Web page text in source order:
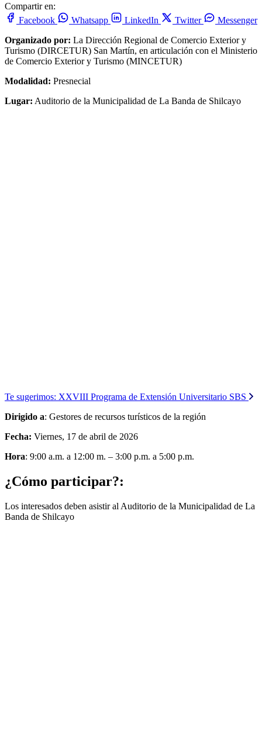
Compartir en:
Facebook
Whatsapp LinkedIn Twitter
Messenger
Organizado por: La Dirección Regional de Comercio Exterior y
Turismo (DIRCETUR) San Martín, en articulación con el Ministerio
de Comercio Exterior y Turismo (MINCETUR)
Modalidad: Presnecial
Lugar: Auditorio de la Municipalidad de La Banda de Shilcayo
Te sugerimos: XXVIII Programa de Extensión Universitario SBS
Dirigido a: Gestores de recursos turísticos de la región
Fecha: Viernes, 17 de abril de 2026
Hora: 9:00 a.m. a 12:00 m. – 3:00 p.m. a 5:00 p.m.
¿Cómo participar?:
Los interesados deben asistir al Auditorio de la Municipalidad de La
Banda de Shilcayo